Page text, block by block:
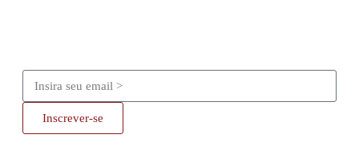
Inscrever-se